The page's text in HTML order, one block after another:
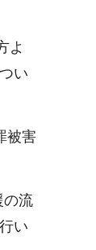
よ
い
被害
の流
い